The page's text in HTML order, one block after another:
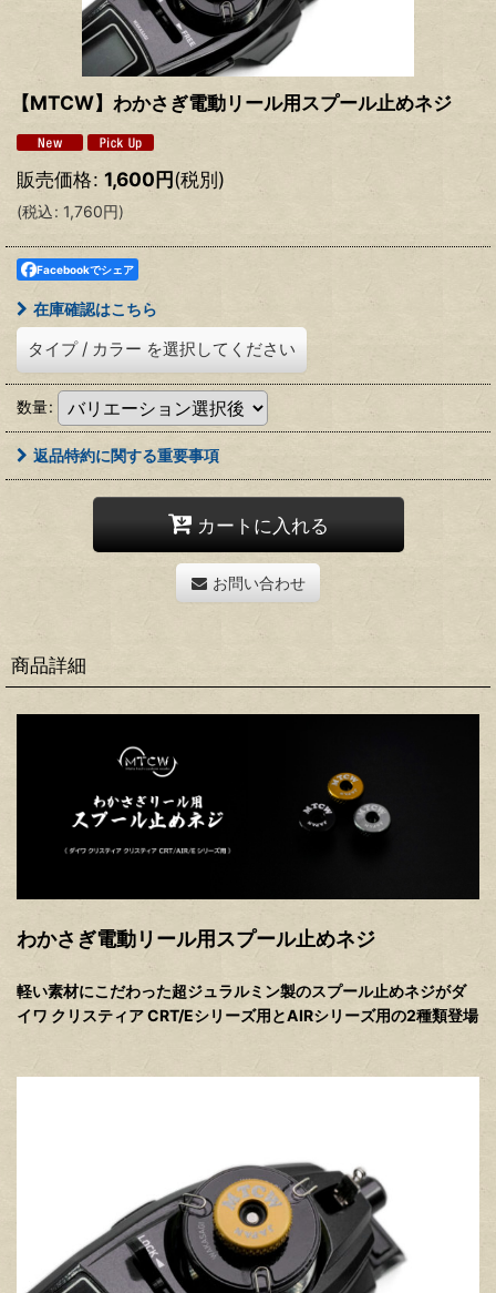
【MTCW】わかさぎ電動リール用スプール止めネジ
販売価格: 1,600円(税別)
(税込: 1,760円)
Facebookでシェア
在庫確認はこちら
タイプ / カラー を選択してください
数量:
返品特約に関する重要事項
カートに入れる
お問い合わせ
商品詳細
わかさぎ電動リール用スプール止めネジ
軽い素材にこだわった超ジュラルミン製のスプール止めネジがダ
イワ クリスティア CRT/Eシリーズ用とAIRシリーズ用の2種類登場